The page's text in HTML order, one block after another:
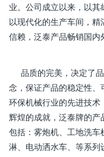
业。公司成立以来，以
以现代化的生产车间，
信赖，泛泰产品畅销国内
品质的完美，决定了品
念，保证产品的稳定性、
环保机械行业的先进技术
辉煌的成就，泛泰牌的
包括：雾炮机、工地洗
淋、电动洒水车、等系